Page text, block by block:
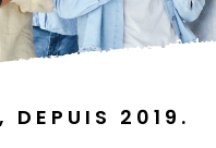
DEPUIS 2019.